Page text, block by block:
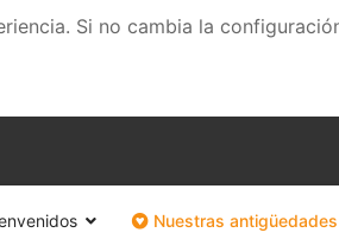
Si no cambia la
Nuestras antigüedades